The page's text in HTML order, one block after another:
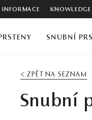
INFORMACE KNOWLEDGE
SNUBNÍ
< ZPĚT NA SEZNAM
Snubní